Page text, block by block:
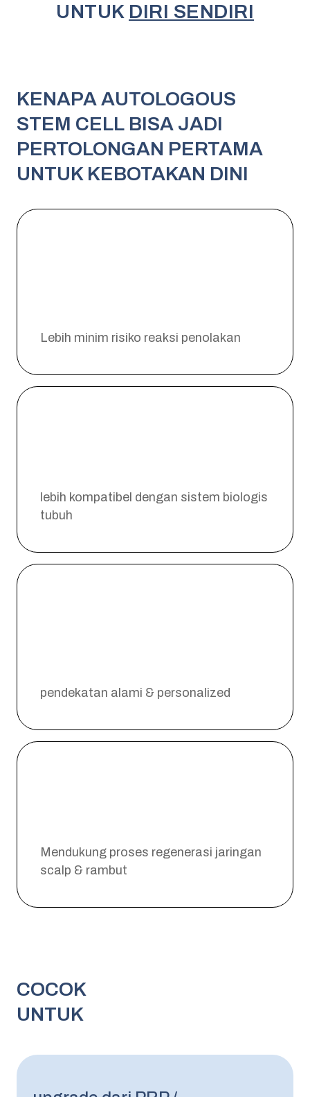
UNTUK DIRI SENDIRI
KENAPA AUTOLOGOUS
STEM CELL BISA JADI
PERTOLONGAN PERTAMA
UNTUK KEBOTAKAN DINI
Lebih minim risiko reaksi penolakan
lebih kompatibel dengan sistem biologis
tubuh
pendekatan alami & personalized
Mendukung proses regenerasi jaringan
scalp & rambut
COCOK
UNTUK
masih ada existing
rambutnya